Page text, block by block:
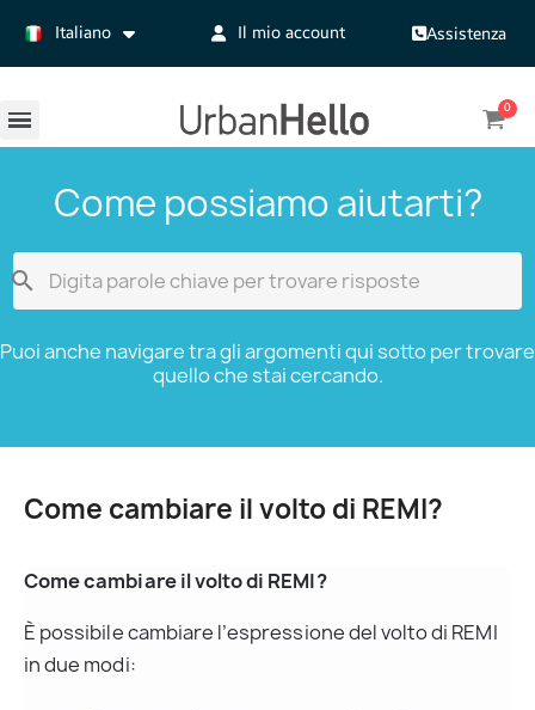
Italiano Il mio account Assistenza
Come possiamo aiutarti?

Puoi anche navigare tra gli argomenti qui sotto per trovare
quello che stai cercando.
Come cambiare il volto di REMI?
Come cambiare il volto di REMI?
È possibile cambiare l’espressione del volto di REMI
in due modi: